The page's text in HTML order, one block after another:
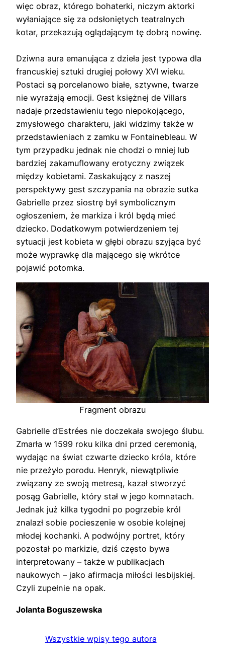
więc obraz, którego bohaterki, niczym aktorki
wyłaniające się za odsłoniętych teatralnych
kotar, przekazują oglądającym tę dobrą nowinę.
Dziwna aura emanująca z dzieła jest typowa dla
francuskiej sztuki drugiej połowy XVI wieku.
Postaci są porcelanowo białe, sztywne, twarze
nie wyrażają emocji. Gest księżnej de Villars
nadaje przedstawieniu tego niepokojącego,
zmysłowego charakteru, jaki widzimy także w
przedstawieniach z zamku w Fontainebleau. W
tym przypadku jednak nie chodzi o mniej lub
bardziej zakamuflowany erotyczny związek
między kobietami. Zaskakujący z naszej
perspektywy gest szczypania na obrazie sutka
Gabrielle przez siostrę był symbolicznym
ogłoszeniem, że markiza i król będą mieć
dziecko. Dodatkowym potwierdzeniem tej
sytuacji jest kobieta w głębi obrazu szyjąca być
może wyprawkę dla mającego się wkrótce
pojawić potomka.
Fragment obrazu
Gabrielle d’Estrées nie doczekała swojego ślubu.
Zmarła w 1599 roku kilka dni przed ceremonią,
wydając na świat czwarte dziecko króla, które
nie przeżyło porodu. Henryk, niewątpliwie
związany ze swoją metresą, kazał stworzyć
posąg Gabrielle, który stał w jego komnatach.
Jednak już kilka tygodni po pogrzebie król
znalazł sobie pocieszenie w osobie kolejnej
młodej kochanki. A podwójny portret, który
pozostał po markizie, dziś często bywa
interpretowany – także w publikacjach
naukowych – jako afirmacja miłości lesbijskiej.
Czyli zupełnie na opak.
Jolanta Boguszewska
Wszystkie wpisy tego autora